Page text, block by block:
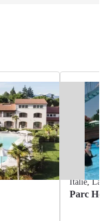
Itálie,
Parc